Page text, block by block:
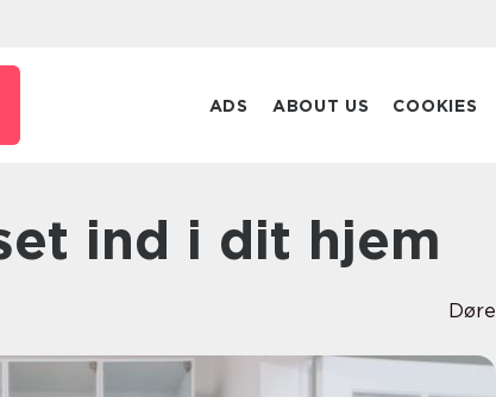
ADS ABOUT US COOKIES
ind i dit hjem
Døre